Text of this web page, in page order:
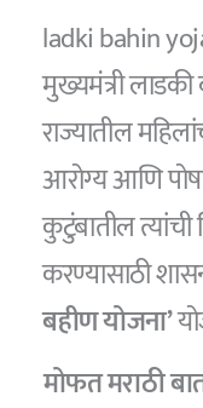
ladki bahin
मुख्यमंत्री
राज्यातील
आरोग्य आणि
कुटुंबातील
करण्यासाठी
बहीण योजना’
मोफत मराठी